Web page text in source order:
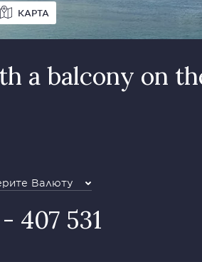
КАРТА
a balcony on
Валюту
407 531